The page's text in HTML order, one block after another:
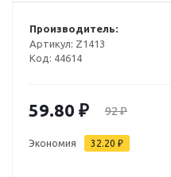
Производитель:
Артикул: Z1413
Код: 44614
59.80 ₽ 92₽
Экономия 32.20 ₽